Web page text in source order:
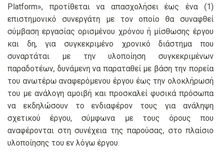
Platform», προτίθεται να απασχολήσει έως ένα (1)
επιστημονικό συνεργάτη με τον οποίο θα συναφθεί
σύμβαση εργασίας ορισμένου χρόνου ή μίσθωσης έργου
και δη, για συγκεκριμένο χρονικό διάστημα που
συναρτάται με την υλοποίηση συγκεκριμένων
παραδοτέων, δυνάμενη να παραταθεί με βάση την πορεία
του ανωτέρω αναφερόμενου έργου έως την ολοκλήρωσή
του με ανάλογη αμοιβή και προσκαλεί φυσικά πρόσωπα
να εκδηλώσουν το ενδιαφέρον τους για ανάληψη
σχετικού έργου, σύμφωνα με τους όρους που
αναφέρονται στη συνέχεια της παρούσας, στο πλαίσιο
υλοποίησης του εν λόγω έργου.